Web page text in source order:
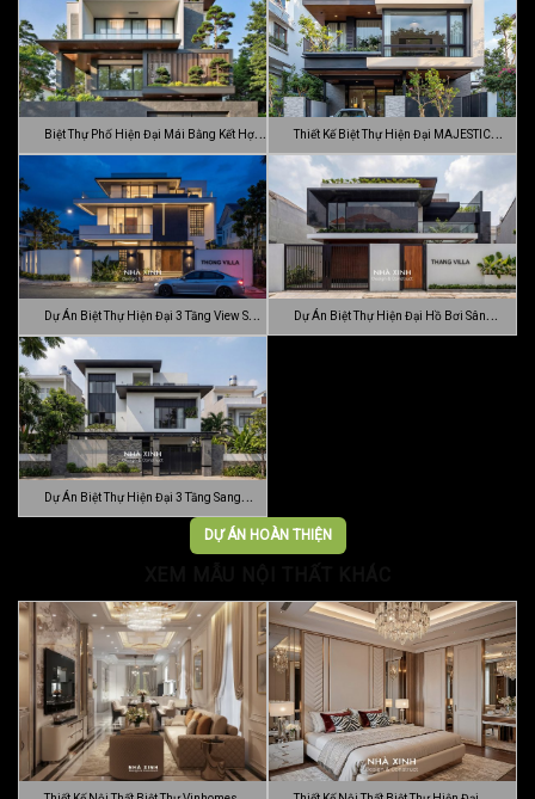
Biệt Thự Phố Hiện Đại Mái Bằng Kết Hợp Thiết Kế Biệt Thự Hiện Đại MAJESTIC
MODE…
Dự Án Biệt Thự Hiện Đại 3 Tầng View Sân
…
Dự Án Biệt Thự Hiện Đại Hồ Bơi Sân
Dự Án Biệt Thự Hiện Đại 3 Tầng Sang
DỰ ÁN HOÀN THIỆN